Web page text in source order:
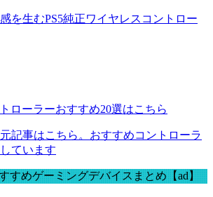
を生むPS5純正ワイヤレスコントロー
ローラーおすすめ20選はこちら
記事はこちら。おすすめコントローラ
ています
すめゲーミングデバイスまとめ【ad】